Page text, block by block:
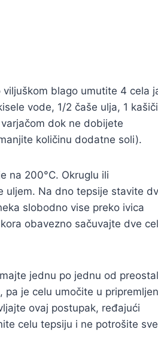
blago umutite 4 cela
vode, 1/2 čaše ulja, 1
dok ne dobijete
količinu dodatne soli).
na 200°C. Okruglu ili
uljem. Na dno tepsije stavite
slobodno vise preko ivica
obavezno sačuvajte dve
jednu po jednu od
pa je celu umočite u
ovaj postupak, ređajući
celu tepsiju i ne potrošite sve